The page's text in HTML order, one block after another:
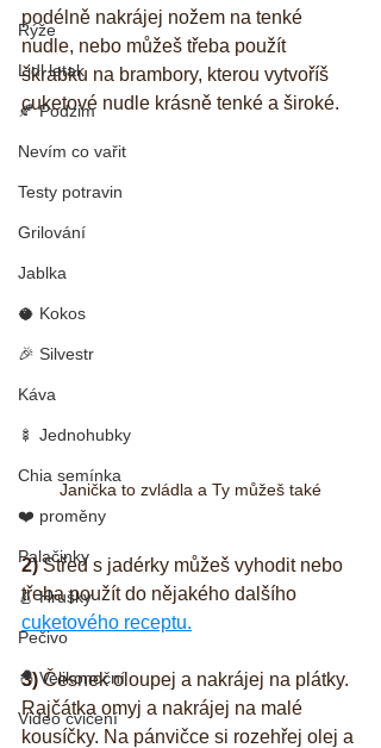
Rýže
Lidl letak
🍂 Podzim
Nevím co vařit
Testy potravin
Grilování
Jablka
🥥 Kokos
🎉 Silvestr
Káva
🍢 Jednohubky
Chia semínka
❤️ proměny
Palačinky
🍐 Hrušky
Pečivo
🐣 Velikonoční
Video cvičení
podélně nakrájej nožem na tenké
nudle, nebo můžeš třeba použít
škrabku na brambory, kterou vytvoříš
cuketové nudle krásně tenké a široké.
Janička to zvládla a Ty můžeš také
2) Střed s jadérky můžeš vyhodit nebo
třeba použít do nějakého dalšího
cuketového receptu.
3) Česnek oloupej a nakrájej na plátky.
Rajčátka omyj a nakrájej na malé
kousíčky. Na pánvičce si rozehřej olej a